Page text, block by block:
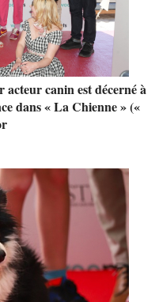
canin est décerné à
dans « La Chienne » («